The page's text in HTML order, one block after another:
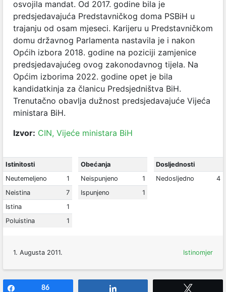
osvojila mandat. Od 2017. godine bila je
predsjedavajuća Predstavničkog doma PSBiH u
trajanju od osam mjeseci. Karijeru u Predstavničkom
domu državnog Parlamenta nastavila je i nakon
Općih izbora 2018. godine na poziciji zamjenice
predsjedavajućeg ovog zakonodavnog tijela. Na
Općim izborima 2022. godine opet je bila
kandidatkinja za članicu Predsjedništva BiH.
Trenutačno obavlja dužnost predsjedavajuće Vijeća
ministara BiH.
Izvor: CIN, Vijeće ministara BiH
Istinitosti
Neutemeljeno
1
Neistina
7
Istina
1
Poluistina
1
Obećanja
Neispunjeno
1
Ispunjeno
1
Dosljednosti
Nedosljedno
4
1. Augusta 2011. Istinomjer
86